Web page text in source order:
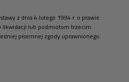
z dnia 4 lutego 1994 r. o prawie
likwidacji lub podmiotom trzecim.
pisemnej zgody uprawnionego.